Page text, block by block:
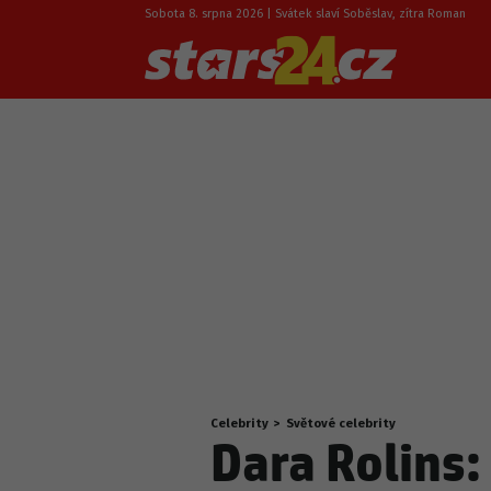
Sobota 8. srpna 2026 | Svátek slaví Soběslav, zítra Roman
Nacházíte
se
zde:
Celebrity > Světové celebrity
Dara Rolins: